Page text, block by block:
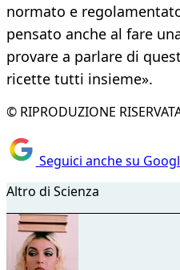
normato e
pensato anche al fare
provare a parlare di
ricette tutti insieme».
© RIPRODUZIONE
Seguici anche su
Altro di Scienza